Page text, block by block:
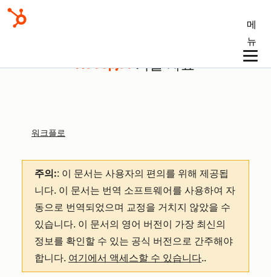
메
뉴
기술 자료
워크플로
주의:: 이 문서는 사용자의 편의를 위해 제공됩
니다. 이 문서는 번역 소프트웨어를 사용하여 자
동으로 번역되었으며 교정을 거치지 않았을 수
있습니다. 이 문서의 영어 버전이 가장 최신의
정보를 확인할 수 있는 공식 버전으로 간주해야
합니다. 여기에서 액세스할 수 있습니다..